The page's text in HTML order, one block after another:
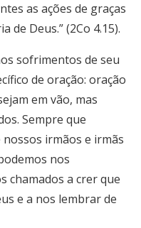
as ações de graças
de Deus.” (2Co 4.15).
sofrimentos de seu
de oração: oração
em vão, mas
Sempre que
irmãos e irmãs
nos
chamados a crer que
e a nos lembrar de